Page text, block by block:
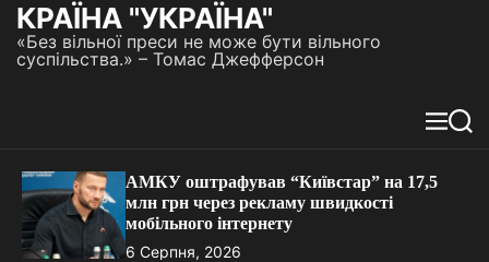
КРАЇНА "УКРАЇНА"
«Без вільної преси не може бути вільного
суспільства.» – Томас Джефферсон
М
ю
П
АМКУ оштрафував “Київстар” на 17,5
млн грн через рекламу швидкості
мобільного інтернету
6 Серпня, 2026